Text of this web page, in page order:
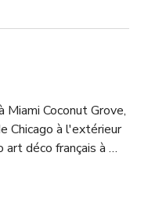
Miami Coconut Grove,
Chicago à l'extérieur
art déco français à
cheminée
bronze grandeur